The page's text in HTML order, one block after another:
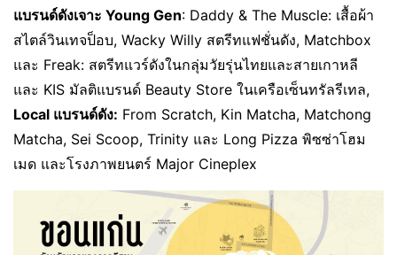
แบรนด์ดังเจาะ Young Gen: Daddy & The Muscle: เสื้อผ้า
สไตล์วินเทจป็อบ, Wacky Willy สตรีทแฟชั่นดัง, Matchbox
และ Freak: สตรีทแวร์ดังในกลุ่มวัยรุ่นไทยและสายเกาหลี
และ KIS มัลติแบรนด์ Beauty Store ในเครือเซ็นทรัลรีเทล,
Local แบรนด์ดัง: From Scratch, Kin Matcha, Matchong
Matcha, Sei Scoop, Trinity และ Long Pizza พิซซ่าโฮม
เมด และโรงภาพยนตร์ Major Cineplex